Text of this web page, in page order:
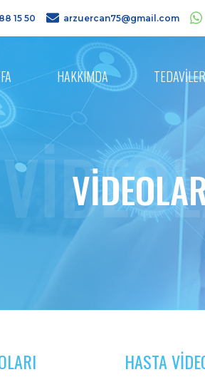
15 50 arzuercan75@gmail.com
HAKKIMDA
HASTA